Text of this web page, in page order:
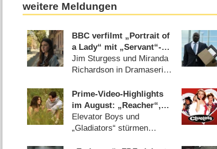
weitere Meldungen
BBC verfilmt „Portrait of
a Lady“ mit „Servant“-
Star Nell Tiger Free,
Gemma Arterton und Bill
Jim Sturgess und Miranda
Richardson in Dramaserie
Prime-Video-Highlights
im August: „Reacher“,
„Sterling Point“, „FBI“,
„Arrow“, „Gossip Girl“
Elevator Boys und
„Gladiators“ stürmen